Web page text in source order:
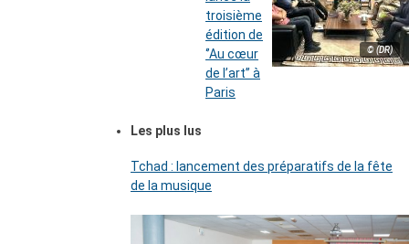
© (DR)
troisième
édition de
‘’Au cœur
de l’art’’ à
Paris
Les plus lus
Tchad : lancement des préparatifs de la fête
de la musique